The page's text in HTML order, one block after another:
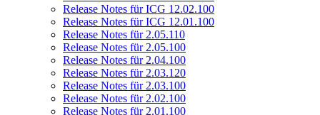
Release Notes für ICG 12.02.100
Release Notes für ICG 12.01.100
Release Notes für 2.05.110
Release Notes für 2.05.100
Release Notes für 2.04.100
Release Notes für 2.03.120
Release Notes für 2.03.100
Release Notes für 2.02.100
Release Notes für 2.01.100